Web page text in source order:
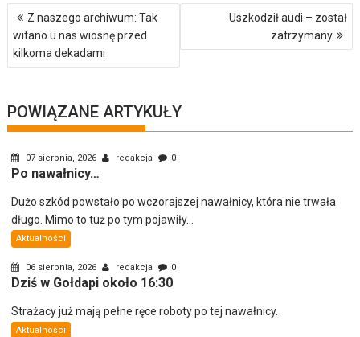
Nawigacja
wpisu
Z naszego archiwum: Tak
witano u nas wiosnę przed
kilkoma dekadami
Uszkodził audi – został
zatrzymany
POWIĄZANE ARTYKUŁY
07 sierpnia, 2026 redakcja 0
Po nawałnicy…
Dużo szkód powstało po wczorajszej nawałnicy, która nie trwała
długo. Mimo to tuż po tym pojawiły...
Aktualności
06 sierpnia, 2026 redakcja 0
Dziś w Gołdapi około 16:30
Strażacy już mają pełne ręce roboty po tej nawałnicy.
Aktualności